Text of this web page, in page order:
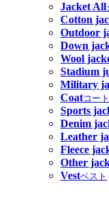
Jacket All
Cotton
Outdoor
Down
Wool
Stadium
Military
Coatコート
Sports
Denim
Leather
Fleece
Other
Vestベスト